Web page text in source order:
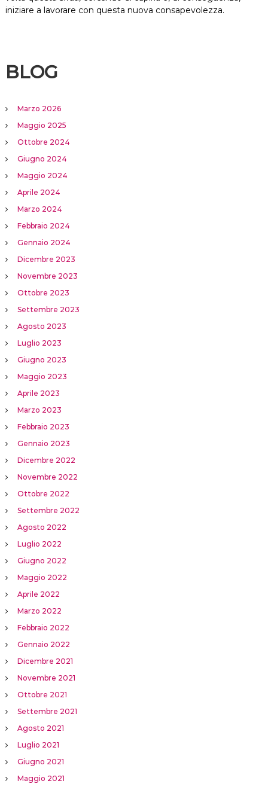
iniziare a lavorare con questa nuova consapevolezza.
BLOG
Marzo 2026
Maggio 2025
Ottobre 2024
Giugno 2024
Maggio 2024
Aprile 2024
Marzo 2024
Febbraio 2024
Gennaio 2024
Dicembre 2023
Novembre 2023
Ottobre 2023
Settembre 2023
Agosto 2023
Luglio 2023
Giugno 2023
Maggio 2023
Aprile 2023
Marzo 2023
Febbraio 2023
Gennaio 2023
Dicembre 2022
Novembre 2022
Ottobre 2022
Settembre 2022
Agosto 2022
Luglio 2022
Giugno 2022
Maggio 2022
Aprile 2022
Marzo 2022
Febbraio 2022
Gennaio 2022
Dicembre 2021
Novembre 2021
Ottobre 2021
Settembre 2021
Agosto 2021
Luglio 2021
Giugno 2021
Maggio 2021